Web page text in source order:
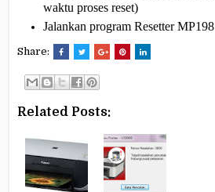
waktu proses reset)
Jalankan program Resetter MP198
Share:
Related Posts: